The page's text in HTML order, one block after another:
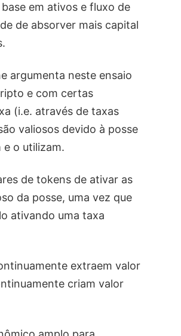
em ativos e fluxo de
de absorver mais capital
argumenta neste ensaio
e com certas
(i.e. através de taxas
valiosos devido à posse
o utilizam.
de tokens de ativar as
da posse, uma vez que
ativando uma taxa
extraem valor
criam valor